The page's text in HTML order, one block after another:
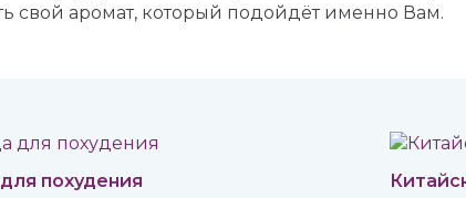
свой аромат, который подойдёт именно Вам.
похудения